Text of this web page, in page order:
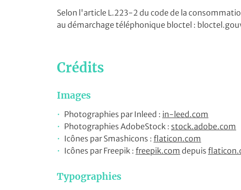
Selon l'article L.223-2 du code de la
au démarchage téléphonique bloctel :
Crédits
Images
Photographies par Inleed : in-leed.com
Photographies AdobeStock : stock.adobe.com
Icônes par Smashicons : flaticon.com
Icônes par Freepik : freepik.com depuis
Typographies